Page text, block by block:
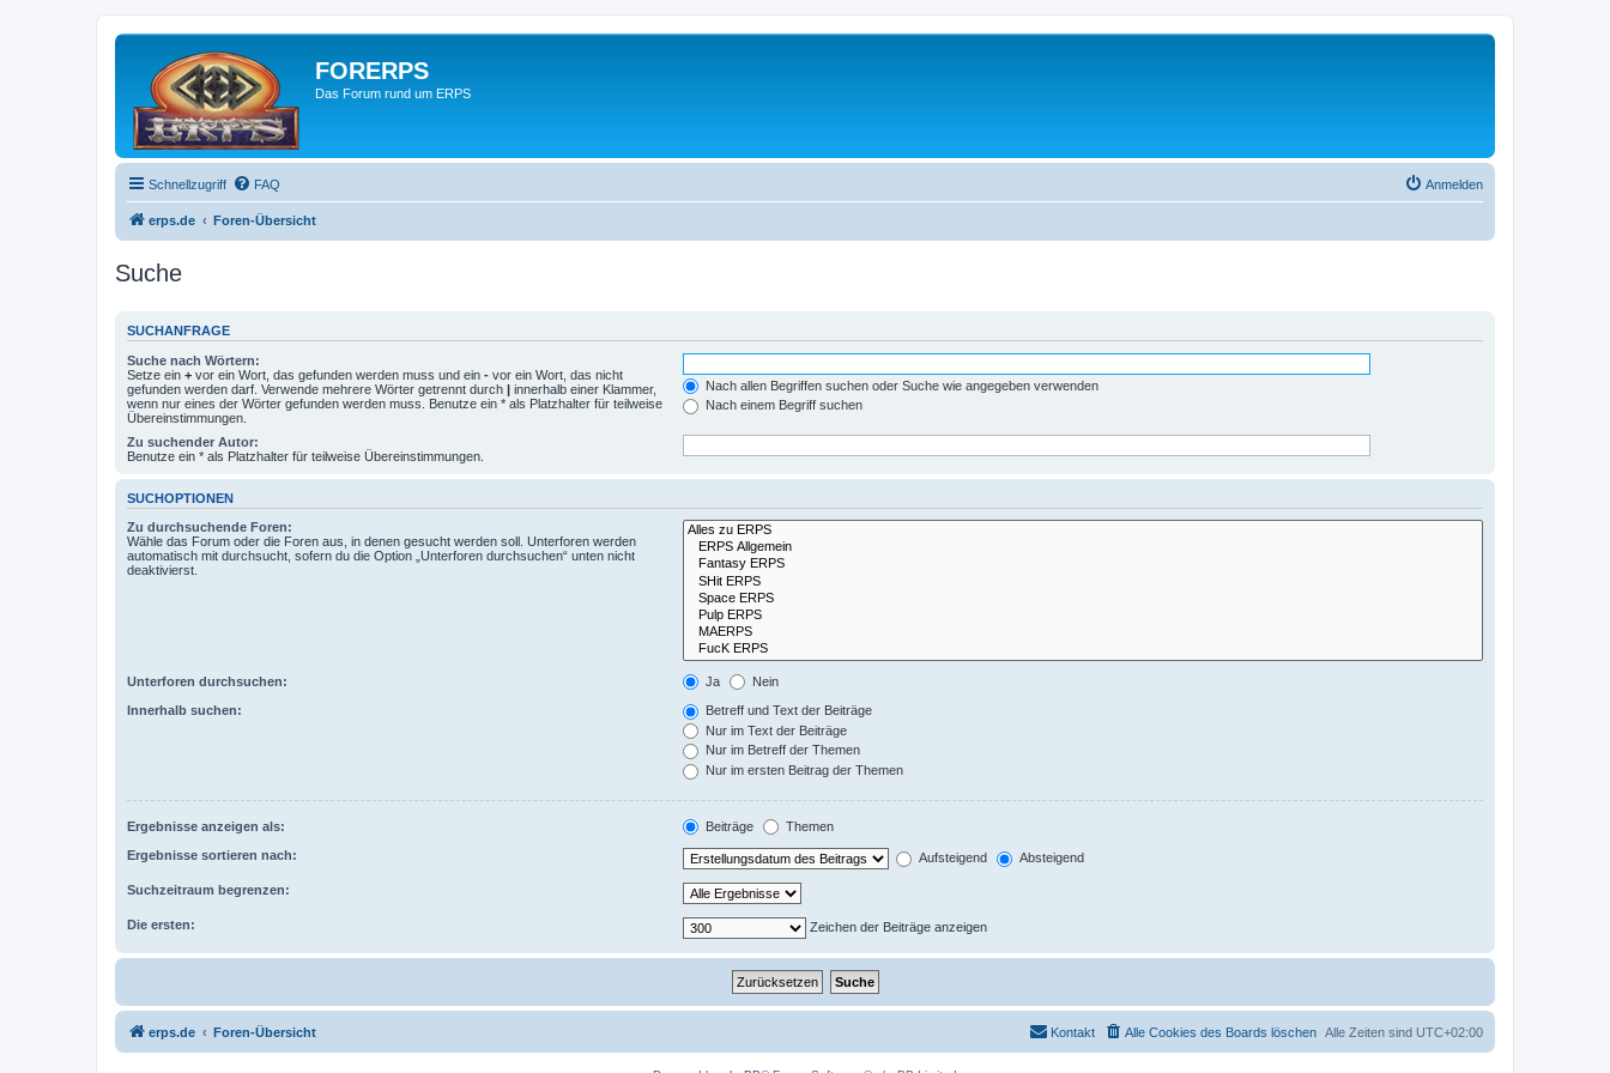
FORERPS
Das Forum rund um ERPS
Schnellzugriff FAQ Anmelden
erps.de Foren-Übersicht
Suche
SUCHANFRAGE
Suche nach Wörtern:
Setze ein + vor ein Wort, das gefunden werden muss und ein - vor ein Wort, das nicht
gefunden werden darf. Verwende mehrere Wörter getrennt durch | innerhalb einer Klammer,
wenn nur eines der Wörter gefunden werden muss. Benutze ein * als Platzhalter für teilweise
Übereinstimmungen.
Nach allen Begriffen suchen oder Suche wie angegeben verwenden
Nach einem Begriff suchen
Zu suchender Autor:
Benutze ein * als Platzhalter für teilweise Übereinstimmungen.
SUCHOPTIONEN
Zu durchsuchende Foren:
Wähle das Forum oder die Foren aus, in denen gesucht werden soll. Unterforen werden
automatisch mit durchsucht, sofern du die Option „Unterforen durchsuchen“ unten nicht
deaktivierst.
Unterforen durchsuchen: Ja Nein
Innerhalb suchen:
Betreff und Text der Beiträge
Nur im Text der Beiträge
Nur im Betreff der Themen
Nur im ersten Beitrag der Themen
Ergebnisse anzeigen als: Beiträge Themen
Ergebnisse sortieren nach: Aufsteigend Absteigend
Suchzeitraum begrenzen:
Die ersten: Zeichen der Beiträge anzeigen
erps.de Foren-Übersicht Alle Zeiten sind UTC+02:00
Alle Cookies des Boards löschen
Kontakt